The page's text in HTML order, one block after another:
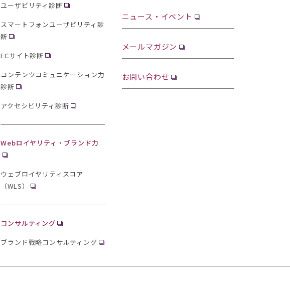
ユーザビリティ診断
スマートフォンユーザビリティ診
断
ECサイト診断
コンテンツコミュニケーション力
診断
アクセシビリティ診断
Webロイヤリティ・ブランド力
ウェブロイヤリティスコア
（WLS）
コンサルティング
ブランド戦略コンサルティング
ニュース・イベント
メールマガジン
お問い合わせ